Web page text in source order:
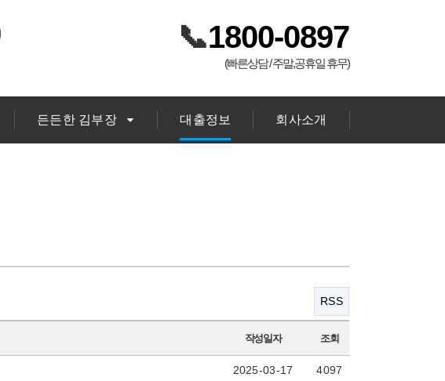
📞1800-0897
(빠른상담 / 주말,공휴일 휴무)
든든한 김부장 대출정보 회사소개
RSS
작성일자 조회
2025-03-17 4097